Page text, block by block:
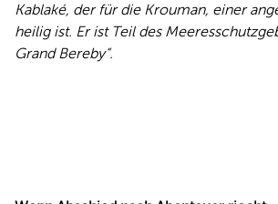
Kablaké, der für die Krouman, einer
heilig ist. Er ist Teil des
Grand Bereby“.